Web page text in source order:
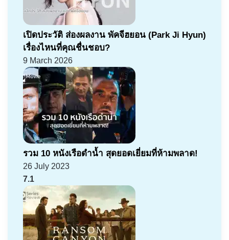
เปิดประวัติ ส่องผลงาน พัคจีฮยอน (Park Ji Hyun)
เรื่องไหนที่คุณชื่นชอบ?
9 March 2026
รวม 10 หนังเรือดำน้ำ สุดยอดเยี่ยมที่ห้ามพลาด!
26 July 2023
7.1